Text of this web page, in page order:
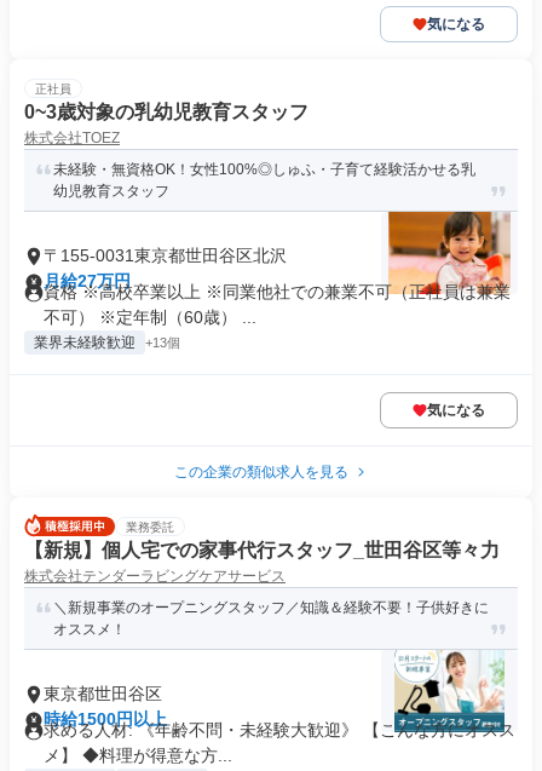
気になる
正社員
0~3歳対象の乳幼児教育スタッフ
株式会社TOEZ
未経験・無資格OK！女性100%◎しゅふ・子育て経験活かせる乳
幼児教育スタッフ
〒155-0031東京都世田谷区北沢
月給27万円
資格 ※高校卒業以上 ※同業他社での兼業不可（正社員は兼業
不可） ※定年制（60歳） ...
業界未経験歓迎 +13個
気になる
この企業の類似求人を見る
業務委託
【新規】個人宅での家事代行スタッフ_世田谷区等々力
株式会社テンダーラビングケアサービス
＼新規事業のオープニングスタッフ／知識＆経験不要！子供好きに
オススメ！
東京都世田谷区
時給1500円以上
求める人材: 《年齢不問・未経験大歓迎》 【こんな方にオスス
メ】 ◆料理が得意な方...